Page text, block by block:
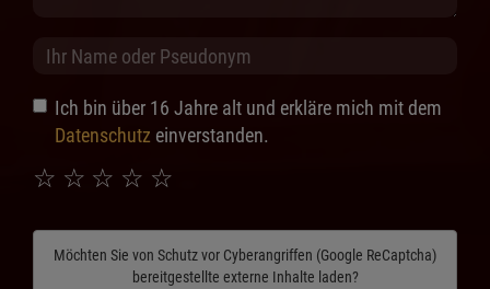
Ich bin über 16 Jahre alt und erkläre mich mit dem
Datenschutz einverstanden.
☆
☆
☆
☆
☆
Möchten Sie von Schutz vor Cyberangriffen (Google ReCaptcha)
bereitgestellte externe Inhalte laden?